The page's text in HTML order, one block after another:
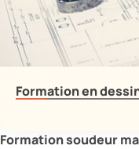
Formation en
Formation soudeur